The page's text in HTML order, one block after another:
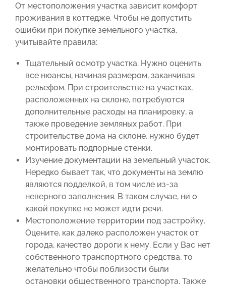
От местоположения участка зависит комфорт
проживания в коттедже. Чтобы не допустить
ошибки при покупке земельного участка,
учитывайте правила:
Тщательный осмотр участка. Нужно оценить
все нюансы, начиная размером, заканчивая
рельефом. При строительстве на участках,
расположенных на склоне, потребуются
дополнительные расходы на планировку, а
также проведение земляных работ. При
строительстве дома на склоне, нужно будет
монтировать подпорные стенки.
Изучение документации на земельный участок.
Нередко бывает так, что документы на землю
являются подделкой, в том числе из-за
неверного заполнения. В таком случае, ни о
какой покупке не может идти речи.
Местоположение территории под застройку.
Оцените, как далеко расположен участок от
города, качество дороги к нему. Если у Вас нет
собственного транспортного средства, то
желательно чтобы поблизости были
остановки общественного транспорта. Также